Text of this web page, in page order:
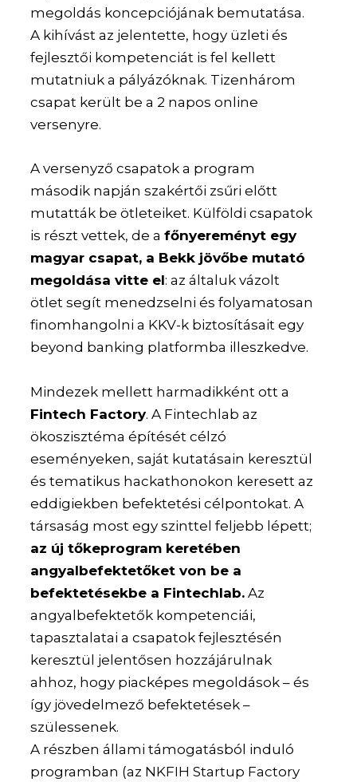
megoldás koncepciójának bemutatása.
A kihívást az jelentette, hogy üzleti és
fejlesztői kompetenciát is fel kellett
mutatniuk a pályázóknak. Tizenhárom
csapat került be a 2 napos online
versenyre.
A versenyző csapatok a program
második napján szakértői zsűri előtt
mutatták be ötleteiket. Külföldi csapatok
is részt vettek, de afőnyereményt egy
magyar csapat, a Bekk jövőbe mutató
megoldása vitte el: az általuk vázolt
ötlet segít menedzselni és folyamatosan
finomhangolni a KKV-k biztosításait egy
beyond banking platformba illeszkedve.
Mindezek mellett harmadikként ott a
Fintech Factory. A Fintechlab az
ökoszisztéma építését célzó
eseményeken, saját kutatásain keresztül
és tematikus hackathonokon keresett az
eddigiekben befektetési célpontokat. A
társaság most egy szinttel feljebb lépett;
az új tőkeprogram keretében
angyalbefektetőket von be a
befektetésekbe a Fintechlab. Az
angyalbefektetők kompetenciái,
tapasztalatai a csapatok fejlesztésén
keresztül jelentősen hozzájárulnak
ahhoz, hogy piacképes megoldások – és
így jövedelmező befektetések –
szülessenek.
A részben állami támogatásból induló
programban (az NKFIH Startup Factory